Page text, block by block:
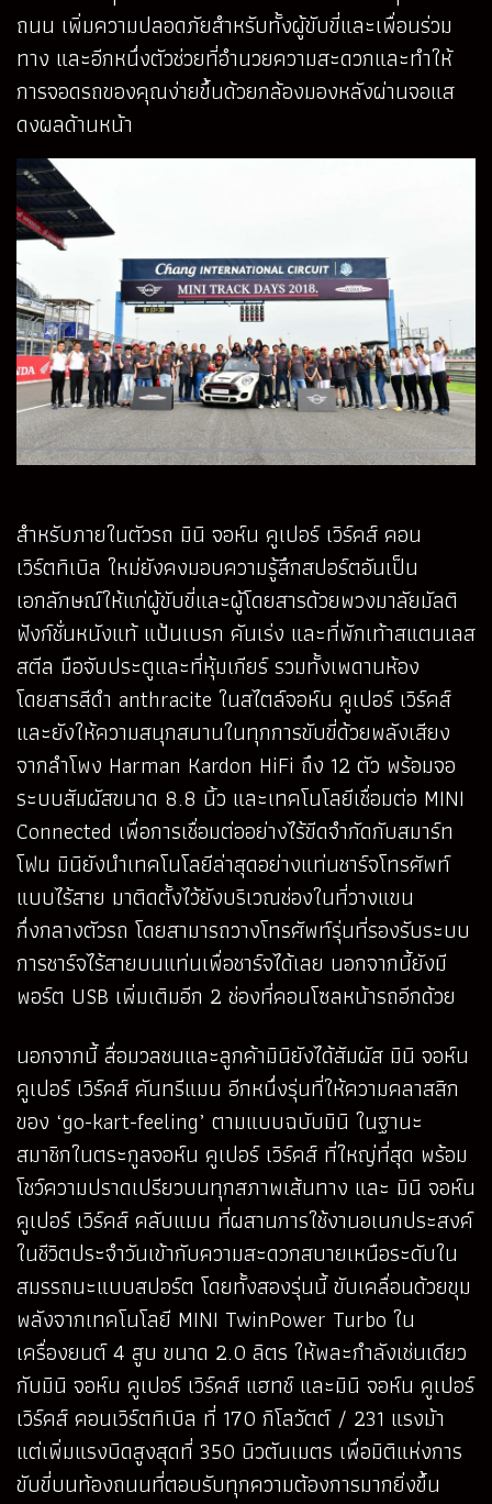
ถนน เพิ่มความปลอดภัยสำหรับทั้งผู้ขับขี่และเพื่อนร่วม
ทาง และอีกหนึ่งตัวช่วยที่อำนวยความสะดวกและทำให้
การจอดรถของคุณง่ายขึ้นด้วยกล้องมองหลังผ่านจอแส
ดงผลด้านหน้า
สำหรับภายในตัวรถ มินิ จอห์น คูเปอร์ เวิร์คส์ คอน
เวิร์ตทิเบิล ใหม่ยังคงมอบความรู้สึกสปอร์ตอันเป็น
เอกลักษณ์ให้แก่ผู้ขับขี่และผู้โดยสารด้วยพวงมาลัยมัลติ
ฟังก์ชั่นหนังแท้ แป้นเบรก คันเร่ง และที่พักเท้าสแตนเลส
สตีล มือจับประตูและที่หุ้มเกียร์ รวมทั้งเพดานห้อง
โดยสารสีดำ anthracite ในสไตล์จอห์น คูเปอร์ เวิร์คส์
และยังให้ความสนุกสนานในทุกการขับขี่ด้วยพลังเสียง
จากลำโพง Harman Kardon HiFi ถึง 12 ตัว พร้อมจอ
ระบบสัมผัสขนาด 8.8 นิ้ว และเทคโนโลยีเชื่อมต่อ MINI
Connected เพื่อการเชื่อมต่ออย่างไร้ขีดจำกัดกับสมาร์ท
โฟน มินิยังนำเทคโนโลยีล่าสุดอย่างแท่นชาร์จโทรศัพท์
แบบไร้สาย มาติดตั้งไว้ยังบริเวณช่องในที่วางแขน
กึ่งกลางตัวรถ โดยสามารถวางโทรศัพท์รุ่นที่รองรับระบบ
การชาร์จไร้สายบนแท่นเพื่อชาร์จได้เลย นอกจากนี้ยังมี
พอร์ต USB เพิ่มเติมอีก 2 ช่องที่คอนโซลหน้ารถอีกด้วย
นอกจากนี้ สื่อมวลชนและลูกค้ามินิยังได้สัมผัส มินิ จอห์น
คูเปอร์ เวิร์คส์ คันทรีแมน อีกหนึ่งรุ่นที่ให้ความคลาสสิก
ของ ‘go-kart-feeling’ ตามแบบฉบับมินิ ในฐานะ
สมาชิกในตระกูลจอห์น คูเปอร์ เวิร์คส์ ที่ใหญ่ที่สุด พร้อม
โชว์ความปราดเปรียวบนทุกสภาพเส้นทาง และ มินิ จอห์น
คูเปอร์ เวิร์คส์ คลับแมน ที่ผสานการใช้งานอเนกประสงค์
ในชีวิตประจำวันเข้ากับความสะดวกสบายเหนือระดับใน
สมรรถนะแบบสปอร์ต โดยทั้งสองรุ่นนี้ ขับเคลื่อนด้วยขุม
พลังจากเทคโนโลยี MINI TwinPower Turbo ใน
เครื่องยนต์ 4 สูบ ขนาด 2.0 ลิตร ให้พละกำลังเช่นเดียว
กับมินิ จอห์น คูเปอร์ เวิร์คส์ แฮทช์ และมินิ จอห์น คูเปอร์
เวิร์คส์ คอนเวิร์ตทิเบิล ที่ 170 กิโลวัตต์ / 231 แรงม้า
แต่เพิ่มแรงบิดสูงสุดที่ 350 นิวตันเมตร เพื่อมิติแห่งการ
ขับขี่บนท้องถนนที่ตอบรับทุกความต้องการมากยิ่งขึ้น